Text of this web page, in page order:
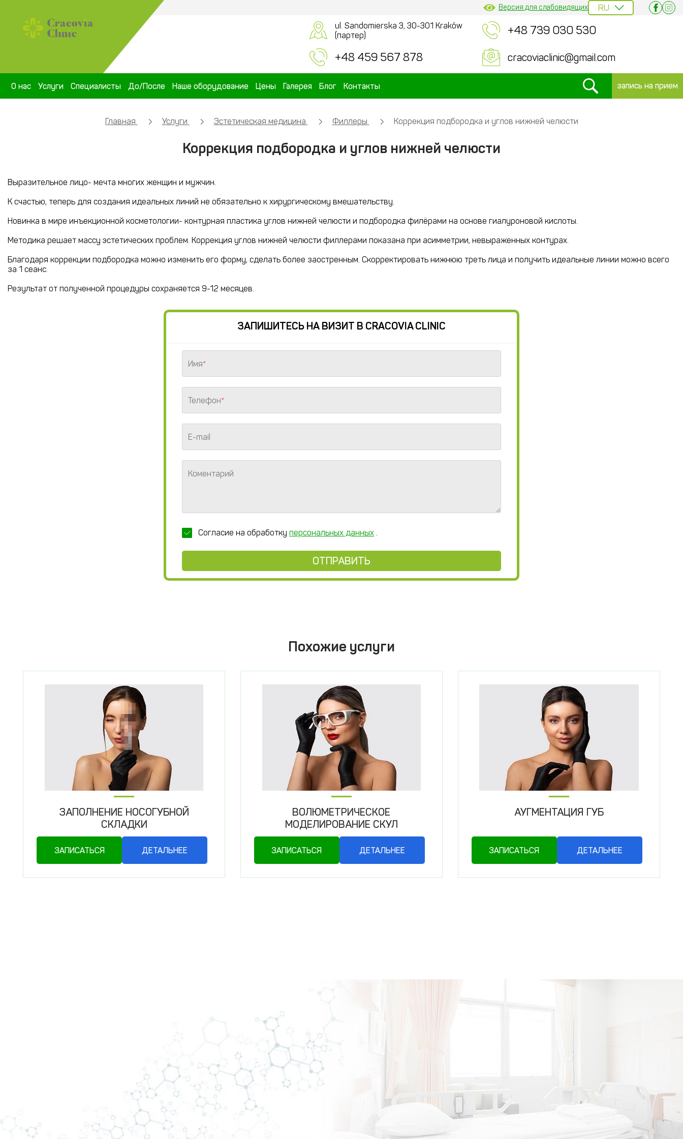
Версия для слабовидящих
ul. Sandomierska 3, 30-301 Kraków
(партер)
+48 739 030 530
+48 459 567 878
cracoviaclinic@gmail.com
О нас Услуги Специалисты До/После Наше оборудование Цены Галерея Блог Контакты запись на прием
Главная Услуги Эстетическая медицина Филлеры Коррекция подбородка и углов нижней челюсти
Коррекция подбородка и углов нижней челюсти
Выразительное лицо- мечта многих женщин и мужчин.
К счастью, теперь для создания идеальных линий не обязательно к хирургическому вмешательству.
Новинка в мире инъекционной косметологии- контурная пластика углов нижней челюсти и подбородка филёрами на основе гиалуроновой кислоты.
Методика решает массу эстетических проблем. Коррекция углов нижней челюсти филлерами показана при асимметрии, невыраженных контурах.
Благодаря коррекции подбородка можно изменить его форму, сделать более заостренным. Скорректировать нижнюю треть лица и получить идеальные линии можно всего
за 1 сеанс.
Результат от полученной процедуры сохраняется 9-12 месяцев.
ЗАПИШИТЕСЬ НА ВИЗИТ В CRACOVIA CLINIC
Имя*
Телефон*
E-mail
Коментарий
Согласие на обработку персональных данных .
ОТПРАВИТЬ
Похожие услуги
ЗАПОЛНЕНИЕ НОСОГУБНОЙ
СКЛАДКИ
ЗАПИСАТЬСЯ ДЕТАЛЬНЕЕ
ВОЛЮМЕТРИЧЕСКОЕ
МОДЕЛИРОВАНИЕ СКУЛ
ЗАПИСАТЬСЯ ДЕТАЛЬНЕЕ
АУГМЕНТАЦИЯ ГУБ
ЗАПИСАТЬСЯ ДЕТАЛЬНЕЕ
Специалисты
До/После
Наше
оборудование
Цены